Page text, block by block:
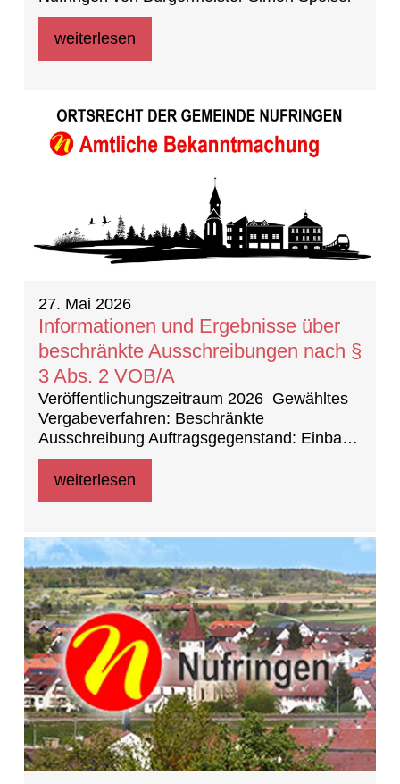
weiterlesen
27. Mai 2026
Informationen und Ergebnisse über
beschränkte Ausschreibungen nach §
3 Abs. 2 VOB/A
Veröffentlichungszeitraum 2026 Gewähltes
Vergabeverfahren: Beschränkte
Ausschreibung Auftragsgegenstand: Einbau
Klimageräte in der Grundschule im
Wiesengrund
weiterlesen